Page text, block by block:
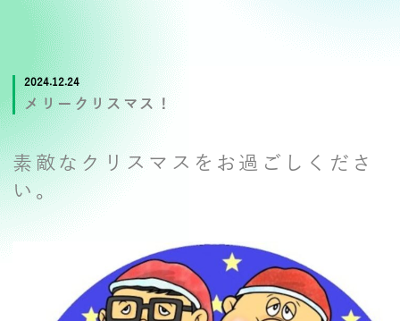
2024.12.24
メリークリスマス！
素敵なクリスマスをお過ごしくださ
い。